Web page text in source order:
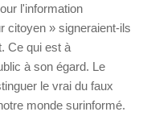
l'information
citoyen » signeraient-ils
Ce qui est à
à son égard. Le
le vrai du faux
monde surinformé.